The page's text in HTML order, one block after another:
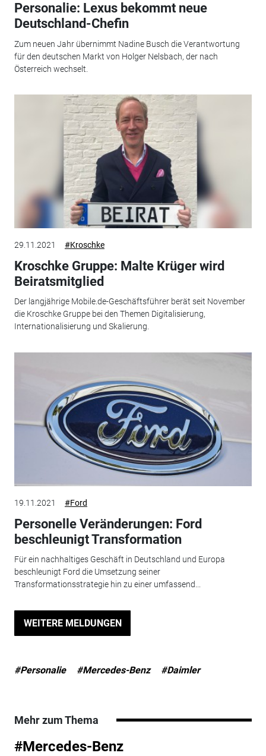
Personalie: Lexus bekommt neue
Deutschland-Chefin
Zum neuen Jahr übernimmt Nadine Busch die Verantwortung
für den deutschen Markt von Holger Nelsbach, der nach
Österreich wechselt.
29.11.2021 #Kroschke
Kroschke Gruppe: Malte Krüger wird
Beiratsmitglied
Der langjährige Mobile.de-Geschäftsführer berät seit November
die Kroschke Gruppe bei den Themen Digitalisierung,
Internationalisierung und Skalierung.
19.11.2021 #Ford
Personelle Veränderungen: Ford
beschleunigt Transformation
Für ein nachhaltiges Geschäft in Deutschland und Europa
beschleunigt Ford die Umsetzung seiner
Transformationsstrategie hin zu einer umfassend...
WEITERE MELDUNGEN
#Personalie #Mercedes-Benz #Daimler
Mehr zum Thema
#Mercedes-Benz